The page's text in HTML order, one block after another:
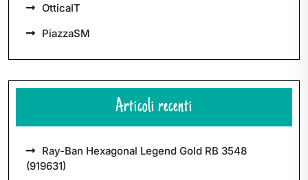
OtticaIT
PiazzaSM
Articoli recenti
Ray-Ban Hexagonal Legend Gold RB 3548
(919631)